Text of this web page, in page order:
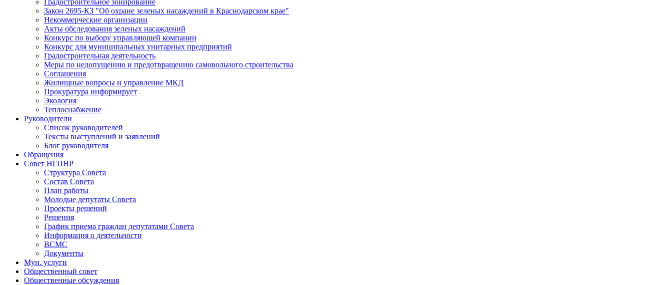
Градостроительное зонирование
Закон 2695-КЗ "Об охране зеленых насаждений в Краснодарском крае"
Некоммерческие организации
Акты обследования зеленых насаждений
Конкурс по выбору управляющей компании
Конкурс для муниципальных унитарных предприятий
Градостроительная деятельность
Меры по недопущению и предотвращению самовольного строительства
Соглашения
Жилищные вопросы и управление МКД
Прокуратура информирует
Экология
Теплоснабжение
Руководители
Список руководителей
Тексты выступлений и заявлений
Блог руководителя
Обращения
Совет НГПНР
Структура Совета
Состав Совета
План работы
Молодые депутаты Совета
Проекты решений
Решения
График приема граждан депутатами Совета
Информация о деятельности
ВСМС
Документы
Мун. услуги
Общественный совет
Общественные обсуждения